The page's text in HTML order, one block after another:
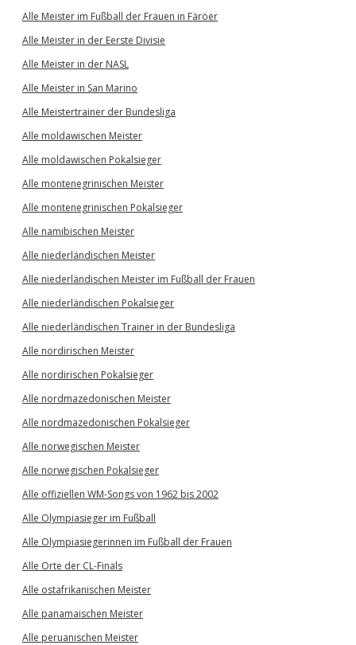
Alle Meister im Fußball der Frauen in Färöer
Alle Meister in der Eerste Divisie
Alle Meister in der NASL
Alle Meister in San Marino
Alle Meistertrainer der Bundesliga
Alle moldawischen Meister
Alle moldawischen Pokalsieger
Alle montenegrinischen Meister
Alle montenegrinischen Pokalsieger
Alle namibischen Meister
Alle niederländischen Meister
Alle niederländischen Meister im Fußball der Frauen
Alle niederländischen Pokalsieger
Alle niederländischen Trainer in der Bundesliga
Alle nordirischen Meister
Alle nordirischen Pokalsieger
Alle nordmazedonischen Meister
Alle nordmazedonischen Pokalsieger
Alle norwegischen Meister
Alle norwegischen Pokalsieger
Alle offiziellen WM-Songs von 1962 bis 2002
Alle Olympiasieger im Fußball
Alle Olympiasiegerinnen im Fußball der Frauen
Alle Orte der CL-Finals
Alle ostafrikanischen Meister
Alle panamaischen Meister
Alle peruanischen Meister